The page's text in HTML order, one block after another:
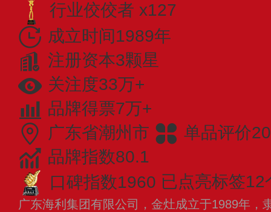
行业佼佼者 x127
成立时间1989年
注册资本3颗星
关注度33万+
品牌得票7万+
广东省潮州市
单品评价
品牌指数80.1
口碑指数1960 已点亮标签12
广东海利集团有限公司，金灶成立于1989年，